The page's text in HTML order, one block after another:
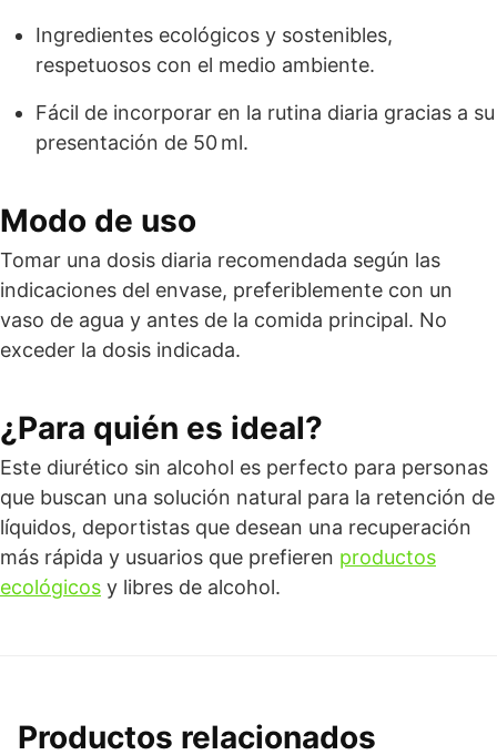
Ingredientes ecológicos y sostenibles,
respetuosos con el medio ambiente.
Fácil de incorporar en la rutina diaria gracias a su
presentación de 50 ml.
Modo de uso
Tomar una dosis diaria recomendada según las
indicaciones del envase, preferiblemente con un
vaso de agua y antes de la comida principal. No
exceder la dosis indicada.
¿Para quién es ideal?
Este diurético sin alcohol es perfecto para personas
que buscan una solución natural para la retención de
líquidos, deportistas que desean una recuperación
más rápida y usuarios que prefieren productos
ecológicos y libres de alcohol.
Productos relacionados